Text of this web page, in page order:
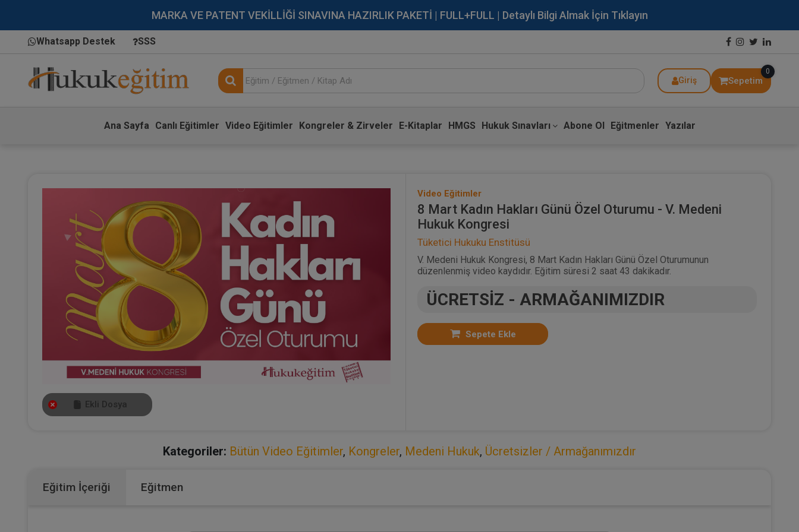
MARKA VE PATENT VEKİLLİĞİ SINAVINA HAZIRLIK PAKETİ | FULL+FULL | Detaylı Bilgi Almak İçin Tıklayın
Whatsapp Destek SSS
Giriş Sepetim
0
Ana Sayfa Canlı Eğitimler Video Eğitimler Kongreler & Zirveler E-Kitaplar HMGS Hukuk Sınavları Abone Ol Eğitmenler Yazılar
Ekli Dosya
Video Eğitimler
8 Mart Kadın Hakları Günü Özel Oturumu - V. Medeni
Hukuk Kongresi
Tüketici Hukuku Enstitüsü
V. Medeni Hukuk Kongresi, 8 Mart Kadın Hakları Günü Özel Oturumunun
düzenlenmiş video kaydıdır. Eğitim süresi 2 saat 43 dakikadır.
ÜCRETSİZ - ARMAĞANIMIZDIR
Sepete Ekle
Kategoriler: Bütün Video Eğitimler, Kongreler, Medeni Hukuk, Ücretsizler / Armağanımızdır
Eğitim İçeriği Eğitmen